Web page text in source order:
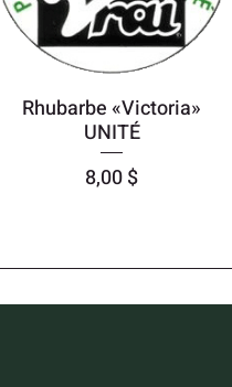
Rhubarbe «Victoria»
UNITÉ
Prix
8,00 $